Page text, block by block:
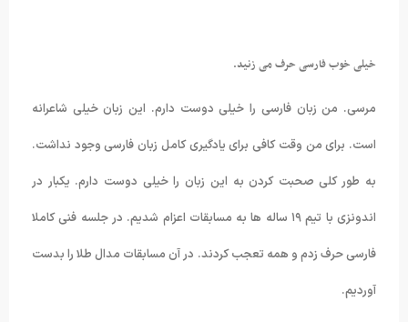
خیلی خوب فارسی حرف می زنید.
مرسی. من زبان فارسی را خیلی دوست دارم. این زبان خیلی شاعرانه
است. برای من وقت کافی برای یادگیری کامل زبان فارسی وجود نداشت.
به طور کلی صحبت کردن به این زبان را خیلی دوست دارم. یکبار در
اندونزی با تیم ۱۹ ساله ها به مسابقات اعزام شدیم. در جلسه فنی کاملا
فارسی حرف زدم و همه تعجب کردند. در آن مسابقات مدال طلا را بدست
آوردیم.